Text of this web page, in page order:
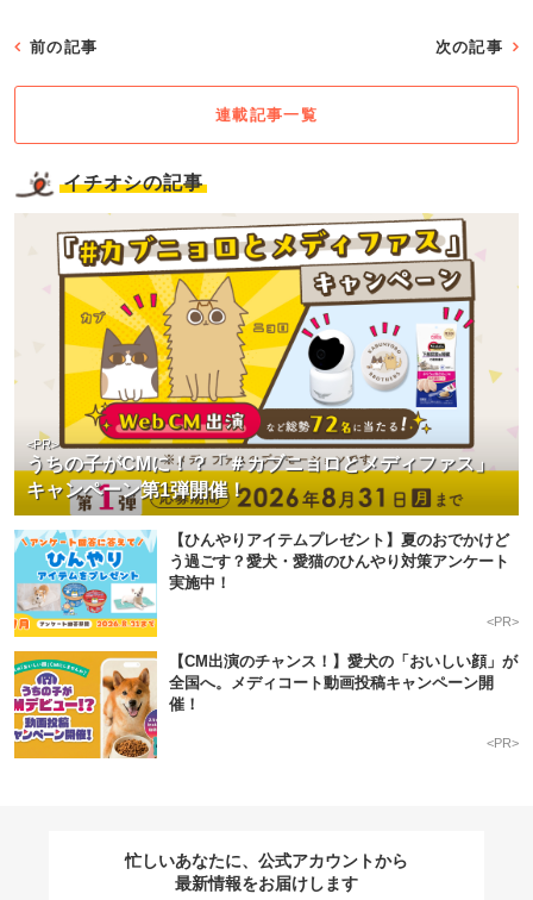
前の記事 次の記事
連載記事一覧
イチオシの記事
うちの子がCMに！？「＃カブニョロとメディファス」
キャンペーン第1弾開催！
<PR>
【ひんやりアイテムプレゼント】夏のおでかけど
う過ごす？愛犬・愛猫のひんやり対策アンケート
実施中！
<PR>
【CM出演のチャンス！】愛犬の「おいしい顔」が
全国へ。メディコート動画投稿キャンペーン開
催！
<PR>
忙しいあなたに、公式アカウントから
最新情報をお届けします